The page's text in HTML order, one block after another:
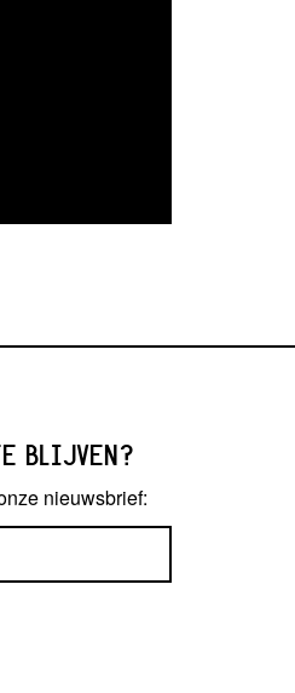
BLIJVEN?
nieuwsbrief: